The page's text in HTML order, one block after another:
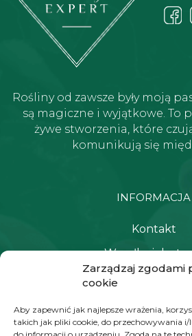
Zarządzaj zgodami
cookie
Aby zapewnić jak najlepsze wrażenia,
takich jak pliki cookie, do przechowywania
Rośliny od zawsze były moją
są magiczne i wyjątkowe. To
żywe stworzenia, które
komunikują się
INFORMACJA
Kontakt
Wysyłka i
Polityka prywatności i